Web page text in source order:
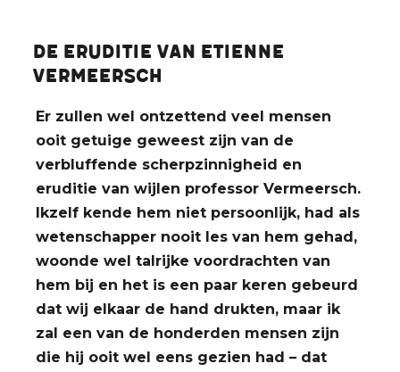
De eruditie van Etienne
Vermeersch
Er zullen wel ontzettend veel mensen
ooit getuige geweest zijn van de
verbluffende scherpzinnigheid en
eruditie van wijlen professor Vermeersch.
Ikzelf kende hem niet persoonlijk, had als
wetenschapper nooit les van hem gehad,
woonde wel talrijke voordrachten van
hem bij en het is een paar keren gebeurd
dat wij elkaar de hand drukten, maar ik
zal een van de honderden mensen zijn
die hij ooit wel eens gezien had – dat